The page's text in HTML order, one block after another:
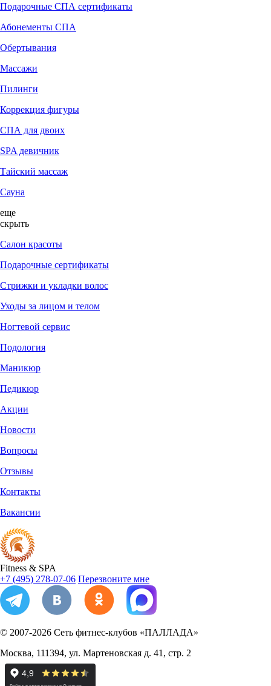
Подарочные СПА сертификаты
Абонементы СПА
Обертывания
Массажи
Пилинги
Коррекция фигуры
СПА для двоих
SPA девичник
Тайский массаж
Сауна
еще
скрыть
Салон красоты
Подарочные сертификаты
Стрижки и укладки волос
Уходы за лицом и телом
Ногтевой сервис
Подология
Маникюр
Педикюр
Акции
Новости
Вопросы
Отзывы
Контакты
Вакансии
Fitness & SPA
+7 (495) 278-07-06 Перезвоните мне
© 2007-2026 Сеть фитнес-клубов «ПАЛЛАДА»
Москва, 111394, ул. Мартеновская д. 41, стр. 2